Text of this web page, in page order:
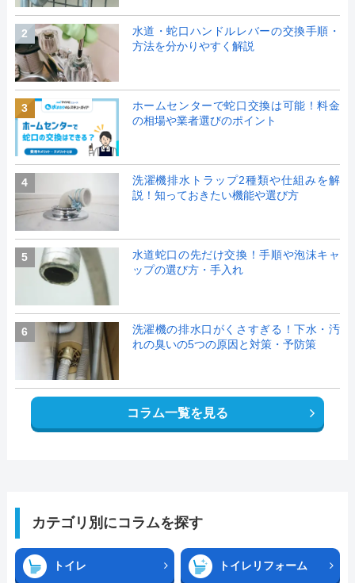
2
水道・蛇口ハンドルレバーの交換手順・
方法を分かりやすく解説
3
ホームセンターで蛇口交換は可能！料金
の相場や業者選びのポイント
4
洗濯機排水トラップ2種類や仕組みを解
説！知っておきたい機能や選び方
5
水道蛇口の先だけ交換！手順や泡沫キャ
ップの選び方・手入れ
6
洗濯機の排水口がくさすぎる！下水・汚
れの臭いの5つの原因と対策・予防策
コラム一覧を見る
カテゴリ別にコラムを探す
トイレ トイレリフォーム